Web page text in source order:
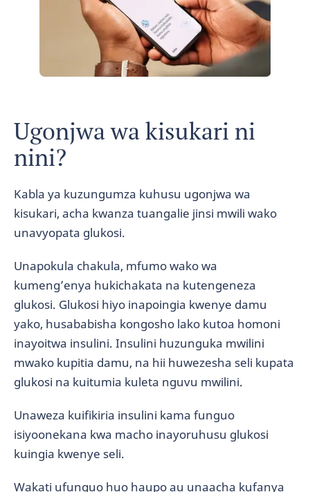
Ugonjwa wa kisukari ni
nini?
Kabla ya kuzungumza kuhusu ugonjwa wa
kisukari, acha kwanza tuangalie jinsi mwili wako
unavyopata glukosi.
Unapokula chakula, mfumo wako wa
kumeng’enya hukichakata na kutengeneza
glukosi. Glukosi hiyo inapoingia kwenye damu
yako, husababisha kongosho lako kutoa homoni
inayoitwa insulini. Insulini huzunguka mwilini
mwako kupitia damu, na hii huwezesha seli kupata
glukosi na kuitumia kuleta nguvu mwilini.
Unaweza kuifikiria insulini kama funguo
isiyoonekana kwa macho inayoruhusu glukosi
kuingia kwenye seli.
Wakati ufunguo huo haupo au unaacha kufanya